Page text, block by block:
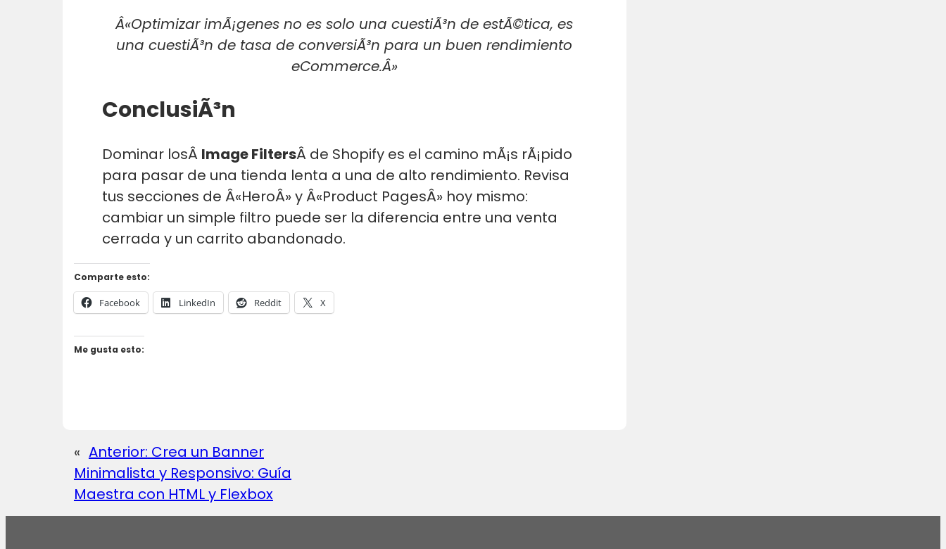
Â«Optimizar imÃ¡genes no es solo una cuestiÃ³n de estÃ©tica, es
una cuestiÃ³n de tasa de conversiÃ³n para un buen rendimiento
eCommerce.Â»
ConclusiÃ³n
Dominar losÂ Image FiltersÂ de Shopify es el camino mÃ¡s rÃ¡pido
para pasar de una tienda lenta a una de alto rendimiento. Revisa
tus secciones de Â«HeroÂ» y Â«Product PagesÂ» hoy mismo:
cambiar un simple filtro puede ser la diferencia entre una venta
cerrada y un carrito abandonado.
Comparte esto:
Facebook LinkedIn Reddit X
Me gusta esto:
« Anterior: Crea un Banner
Minimalista y Responsivo: Guía
Maestra con HTML y Flexbox